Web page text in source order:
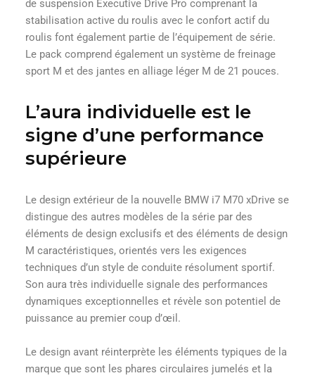
de suspension Executive Drive Pro comprenant la
stabilisation active du roulis avec le confort actif du
roulis font également partie de l’équipement de série.
Le pack comprend également un système de freinage
sport M et des jantes en alliage léger M de 21 pouces.
L’aura individuelle est le
signe d’une performance
supérieure
Le design extérieur de la nouvelle BMW i7 M70 xDrive se
distingue des autres modèles de la série par des
éléments de design exclusifs et des éléments de design
M caractéristiques, orientés vers les exigences
techniques d’un style de conduite résolument sportif.
Son aura très individuelle signale des performances
dynamiques exceptionnelles et révèle son potentiel de
puissance au premier coup d’œil.
Le design avant réinterprète les éléments typiques de la
marque que sont les phares circulaires jumelés et la